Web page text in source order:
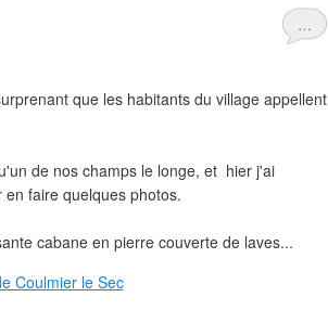
…
que les habitants du village appellent
de nos champs le longe, et hier j'ai
faire quelques photos.
cabane en pierre couverte de laves...